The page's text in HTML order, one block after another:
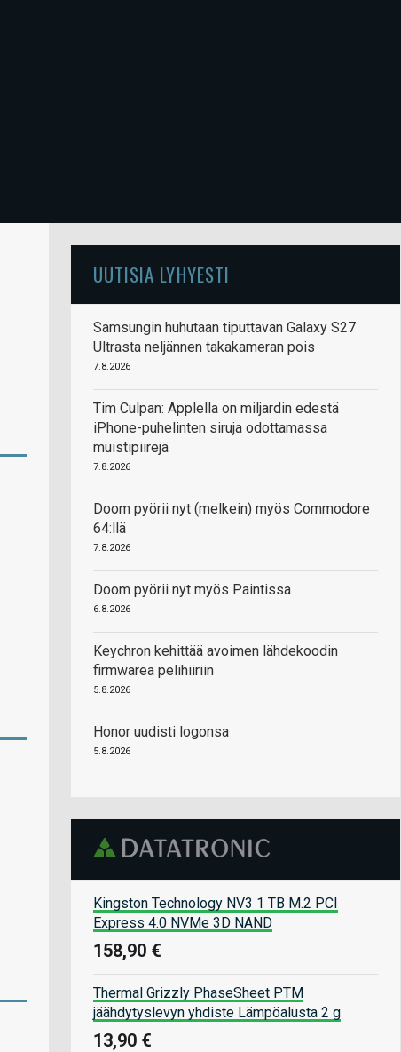
UUTISIA LYHYESTI
Samsungin huhutaan tiputtavan Galaxy S27
Ultrasta neljännen takakameran pois
7.8.2026
Tim Culpan: Applella on miljardin edestä
iPhone-puhelinten siruja odottamassa
muistipiirejä
7.8.2026
Doom pyörii nyt (melkein) myös Commodore
64:llä
7.8.2026
Doom pyörii nyt myös Paintissa
6.8.2026
Keychron kehittää avoimen lähdekoodin
firmwarea pelihiiriin
5.8.2026
Honor uudisti logonsa
5.8.2026
Kingston Technology NV3 1 TB M.2 PCI
Express 4.0 NVMe 3D NAND
158,90 €
Thermal Grizzly PhaseSheet PTM
jäähdytyslevyn yhdiste Lämpöalusta 2 g
13,90 €